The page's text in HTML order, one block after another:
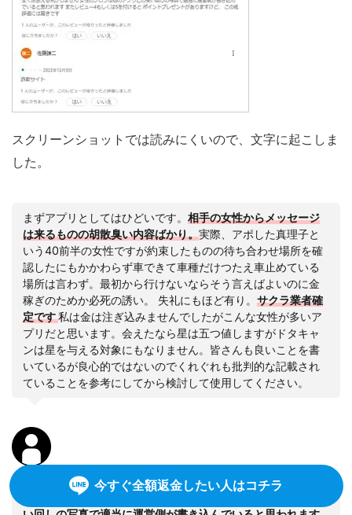
スクリーンショットでは読みにくいので、文字に起こしま
した。
まずアプリとしてはひどいです。相手の女性からメッセージ
は来るものの胡散臭い内容ばかり。実際、アポした真理子と
いう40前半の女性ですが約束したものの待ち合わせ場所を確
認したにもかかわらず車できて車種だけつたえ車止めている
場所は言わず。最初から行けないならそう言えばよいのに金
稼ぎのためか必死の誘い。 失礼にもほど有り。サクラ業者確
定です私は金は注ぎ込みませんでしたがこんな女性が多いア
プリだと思います。会えたなら星は五つ値しますがドタキャ
ンは星を与える対象にもなりません。皆さんも良いことを書
いているが良心的ではないのでくれぐれも批判的な記載され
ていることを参考にしてから検討して使用してください。
全く出会える気がしません
今すぐ全額返金したい人はコチラ